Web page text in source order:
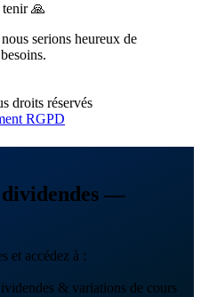
tenir 🙏
serions heureux de
droits réservés
RGPD
dividendes —
et accédez à :
& variations de cours